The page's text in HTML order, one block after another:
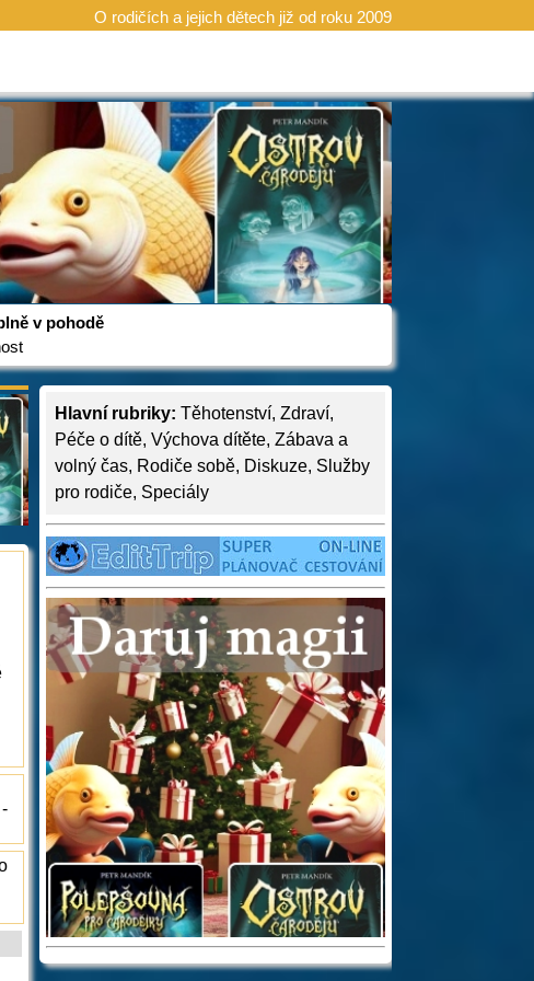
O rodičích a jejich dětech již od roku 2009
v pohodě
Hlavní rubriky: Těhotenství, Zdraví,
Péče o dítě, Výchova dítěte, Zábava a
volný čas, Rodiče sobě, Diskuze, Služby
pro rodiče, Speciály
-